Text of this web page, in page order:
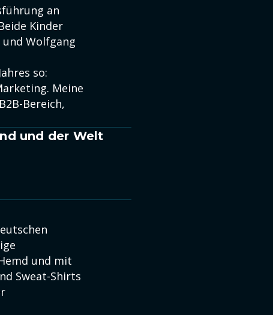
an
Kinder
Wolfgang
so:
Meine
Bereich,
und der Welt
und mit
Sweat-Shirts